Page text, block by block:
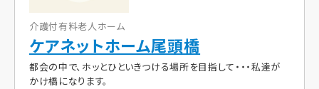
介護付有料老人ホーム
ケアネットホーム尾頭橋
都会の中で、ホッとひといきつける場所を目指して・・・私達が
かけ橋になります。